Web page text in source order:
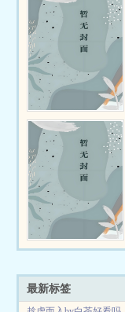
最新标签